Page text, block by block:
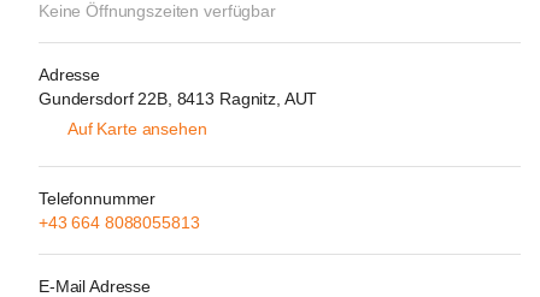
Keine Öffnungszeiten verfügbar
Adresse
Gundersdorf 22B, 8413 Ragnitz, AUT
Auf Karte ansehen
Telefonnummer
+43 664 8088055813
E-Mail Adresse